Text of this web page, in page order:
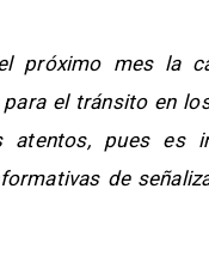
próximo mes la
el tránsito en
atentos, pues es
de